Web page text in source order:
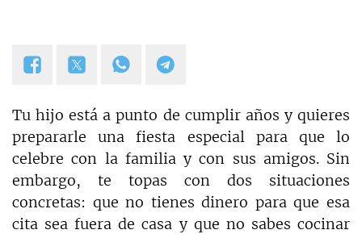
Tu hijo está a punto de cumplir años y quieres
prepararle una fiesta especial para que lo
celebre con la familia y con sus amigos. Sin
embargo, te topas con dos situaciones
concretas: que no tienes dinero para que esa
cita sea fuera de casa y que no sabes cocinar